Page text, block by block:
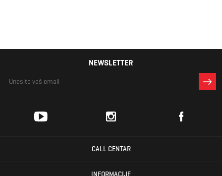
NEWSLETTER
CALL CENTAR
INFORMACIJE